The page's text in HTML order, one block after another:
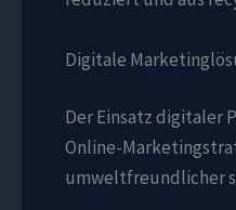
Digitale
Der Einsatz digitaler
Online-
umweltfreundlicher